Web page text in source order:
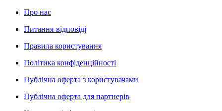
Про нас
Питання-відповіді
Правила користування
Політика конфіденційності
Публічна оферта з користувачами
Публічна оферта для партнерів